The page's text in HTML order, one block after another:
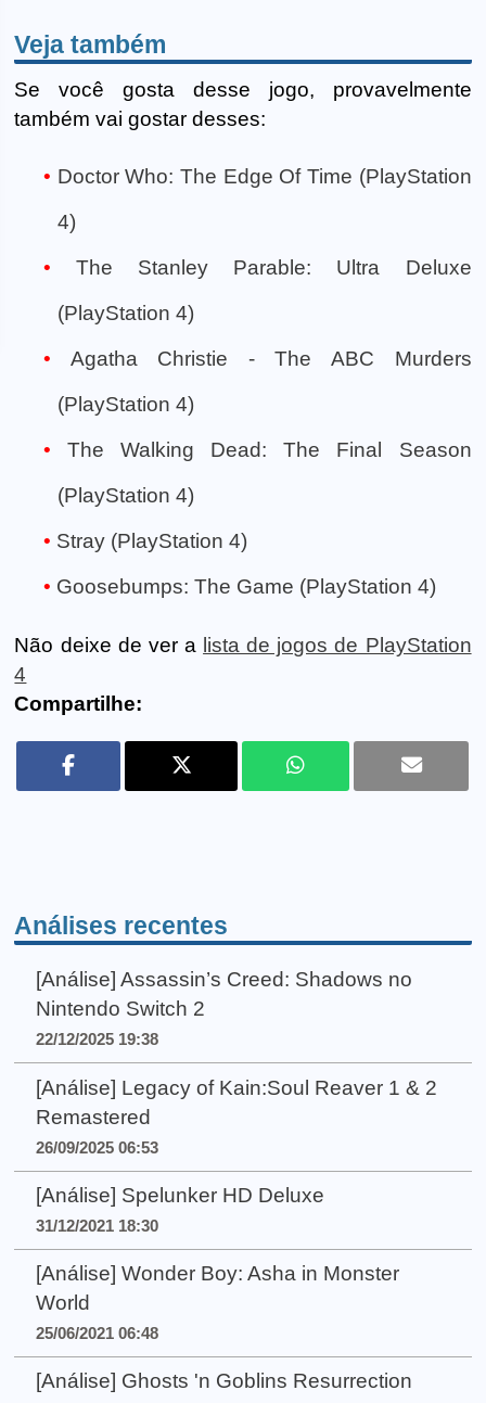
Veja também
Se você gosta desse jogo, provavelmente
também vai gostar desses:
Doctor Who: The Edge Of Time (PlayStation
4)
The Stanley Parable: Ultra Deluxe
(PlayStation 4)
Agatha Christie - The ABC Murders
(PlayStation 4)
The Walking Dead: The Final Season
(PlayStation 4)
Stray (PlayStation 4)
Goosebumps: The Game (PlayStation 4)
Não deixe de ver a lista de jogos de PlayStation
4
Compartilhe:
Análises recentes
[Análise] Assassin’s Creed: Shadows no
Nintendo Switch 2
22/12/2025 19:38
[Análise] Legacy of Kain:Soul Reaver 1 & 2
Remastered
26/09/2025 06:53
[Análise] Spelunker HD Deluxe
31/12/2021 18:30
[Análise] Wonder Boy: Asha in Monster
World
25/06/2021 06:48
[Análise] Ghosts 'n Goblins Resurrection